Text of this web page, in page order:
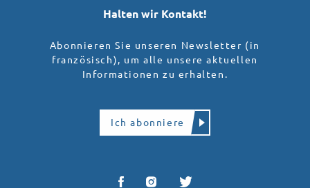
Halten wir Kontakt!
Abonnieren Sie unseren Newsletter (in
französisch), um alle unsere aktuellen
Informationen zu erhalten.
Ich abonniere